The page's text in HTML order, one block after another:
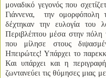
μοναδικό γεγονός που
Γιάννενα, την ομορφόπολη
δέχτηκαν την ευλογία
Περιβλέπτου μέσα στην
που μίλησε στους
Ηπειρώτες! Υπάρχει το
Και υπάρχει και η
ζωντανεύει τις θύμησες μιας